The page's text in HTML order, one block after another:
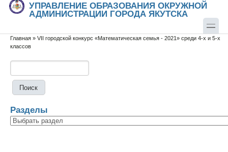
УПРАВЛЕНИЕ ОБРАЗОВАНИЯ ОКРУЖНОЙ
АДМИНИСТРАЦИИ ГОРОДА ЯКУТСКА
Вы здесь
Главная » VII городской конкурс «Математическая семья - 2021» среди 4-х и 5-х
классов
Разделы